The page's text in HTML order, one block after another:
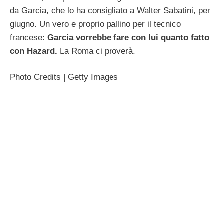
da Garcia, che lo ha consigliato a Walter Sabatini, per
giugno. Un vero e proprio pallino per il tecnico
francese: Garcia vorrebbe fare con lui quanto fatto
con Hazard. La Roma ci proverà.
Photo Credits | Getty Images